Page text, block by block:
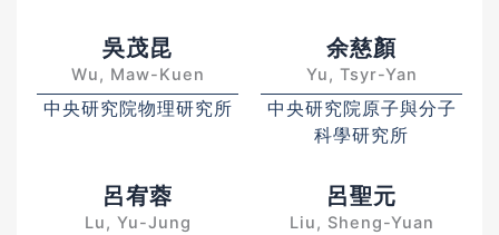
吳茂昆
Wu, Maw-Kuen
中央研究院物理研究所
余慈顏
Yu, Tsyr-Yan
中央研究院原子與分子
科學研究所
呂宥蓉
Lu, Yu-Jung
呂聖元
Liu, Sheng-Yuan